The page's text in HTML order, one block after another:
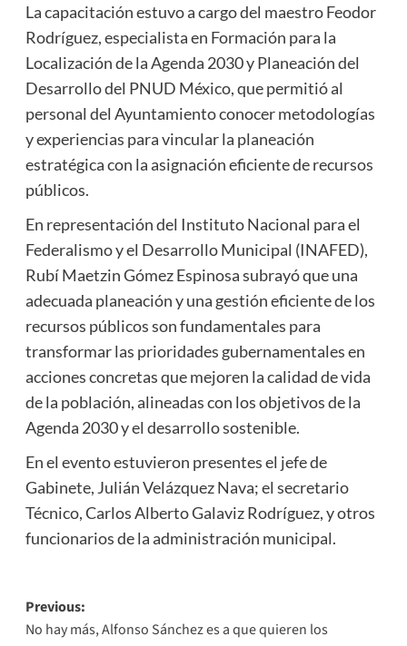
La capacitación estuvo a cargo del maestro Feodor
Rodríguez, especialista en Formación para la
Localización de la Agenda 2030 y Planeación del
Desarrollo del PNUD México, que permitió al
personal del Ayuntamiento conocer metodologías
y experiencias para vincular la planeación
estratégica con la asignación eficiente de recursos
públicos.
En representación del Instituto Nacional para el
Federalismo y el Desarrollo Municipal (INAFED),
Rubí Maetzin Gómez Espinosa subrayó que una
adecuada planeación y una gestión eficiente de los
recursos públicos son fundamentales para
transformar las prioridades gubernamentales en
acciones concretas que mejoren la calidad de vida
de la población, alineadas con los objetivos de la
Agenda 2030 y el desarrollo sostenible.
En el evento estuvieron presentes el jefe de
Gabinete, Julián Velázquez Nava; el secretario
Técnico, Carlos Alberto Galaviz Rodríguez, y otros
funcionarios de la administración municipal.
Post
Previous:
No hay más, Alfonso Sánchez es a que quieren los